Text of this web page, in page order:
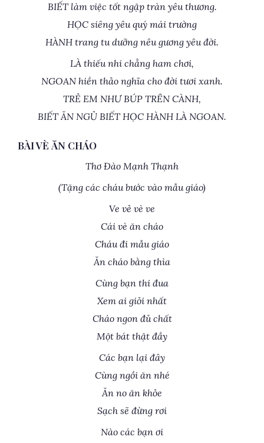
BIẾT làm việc tốt ngập tràn yêu thương.
HỌC siêng yêu quý mái trường
HÀNH trang tu dưỡng nêu gương yêu đời.
LÀ thiếu nhi chẳng ham chơi,
NGOAN hiền thảo nghĩa cho đời tươi xanh.
TRẺ EM NHƯ BÚP TRÊN CÀNH,
BIẾT ĂN NGỦ BIẾT HỌC HÀNH LÀ NGOAN.
BÀI VÈ ĂN CHÁO
Thơ Đào Mạnh Thạnh
(Tặng các cháu bước vào mẫu giáo)
Ve vẻ vè ve
Cái vè ăn cháo
Cháu đi mẫu giáo
Ăn cháo bằng thìa
Cùng bạn thi đua
Xem ai giỏi nhất
Cháo ngon đủ chất
Một bát thật đầy
Các bạn lại đây
Cùng ngồi ăn nhé
Ăn no ăn khỏe
Sạch sẽ đừng rơi
Nào các bạn ơi